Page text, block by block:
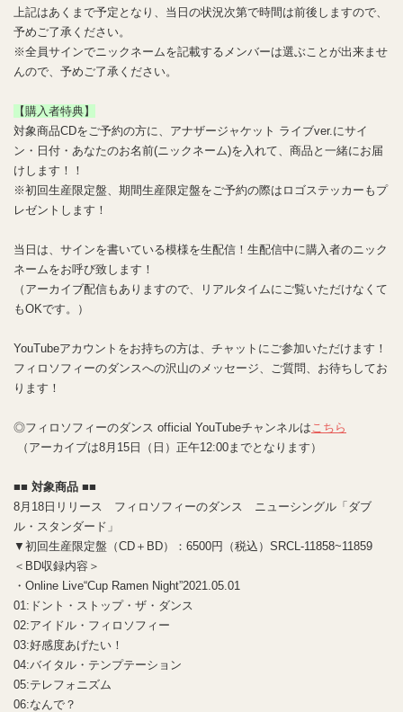
上記はあくまで予定となり、当日の状況次第で時間は前後しますので、
予めご了承ください。
※全員サインでニックネームを記載するメンバーは選ぶことが出来ませ
んので、予めご了承ください。
【購入者特典】
対象商品CDをご予約の方に、アナザージャケット ライブver.にサイ
ン・日付・あなたのお名前(ニックネーム)を入れて、商品と一緒にお届
けします！！
※初回生産限定盤、期間生産限定盤をご予約の際はロゴステッカーもプ
レゼントします！
当日は、サインを書いている模様を生配信！生配信中に購入者のニック
ネームをお呼び致します！
（アーカイブ配信もありますので、リアルタイムにご覧いただけなくて
もOKです。）
YouTubeアカウントをお持ちの方は、チャットにご参加いただけます！
フィロソフィーのダンスへの沢山のメッセージ、ご質問、お待ちしてお
ります！
◎フィロソフィーのダンス official YouTubeチャンネルは こちら
（アーカイブは8月15日（日）正午12:00までとなります）
■■ 対象商品 ■■
8月18日リリース フィロソフィーのダンス ニューシングル「ダブ
ル・スタンダード」
▼初回生産限定盤（CD＋BD）：6500円（税込）SRCL-11858~11859
＜BD収録内容＞
・Online Live“Cup Ramen Night”2021.05.01
01:ドント・ストップ・ザ・ダンス
02:アイドル・フィロソフィー
03:好感度あげたい！
04:バイタル・テンプテーション
05:テレフォニズム
06:なんで？